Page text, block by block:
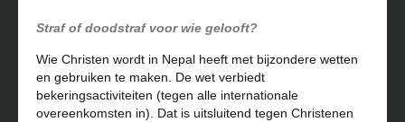
Straf of doodstraf voor wie gelooft?
Wie Christen wordt in Nepal heeft met bijzondere wetten
en gebruiken te maken. De wet verbiedt
bekeringsactiviteiten (tegen alle internationale
overeenkomsten in). Dat is uitsluitend tegen Christenen